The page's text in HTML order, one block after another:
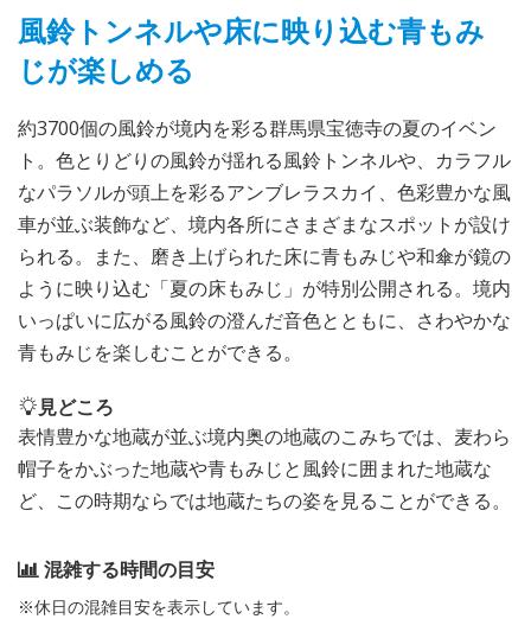
風鈴トンネルや床に映り込む青もみ
じが楽しめる
約3700個の風鈴が境内を彩る群馬県宝徳寺の夏のイベン
ト。色とりどりの風鈴が揺れる風鈴トンネルや、カラフル
なパラソルが頭上を彩るアンブレラスカイ、色彩豊かな風
車が並ぶ装飾など、境内各所にさまざまなスポットが設け
られる。また、磨き上げられた床に青もみじや和傘が鏡の
ように映り込む「夏の床もみじ」が特別公開される。境内
いっぱいに広がる風鈴の澄んだ音色とともに、さわやかな
青もみじを楽しむことができる。
見どころ
表情豊かな地蔵が並ぶ境内奥の地蔵のこみちでは、麦わら
帽子をかぶった地蔵や青もみじと風鈴に囲まれた地蔵な
ど、この時期ならでは地蔵たちの姿を見ることができる。
混雑する時間の目安
※休日の混雑目安を表示しています。